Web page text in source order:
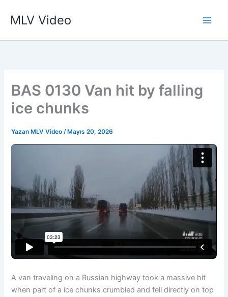
atlaMLV Video
BAS 0130 Van hit by falling
ice chunks
Yazan MLV Video/ Mayıs 20, 2026
A van traveling on a Russian highway took a massive hit
when part of a ice chunks crumbled and fell directly on top